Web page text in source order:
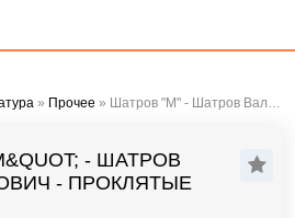
» Прочее » Шатров "М" - Шатров Валерий Борисович - Проклятые "М"
- ШАТРОВ
- ПРОКЛЯТЫЕ